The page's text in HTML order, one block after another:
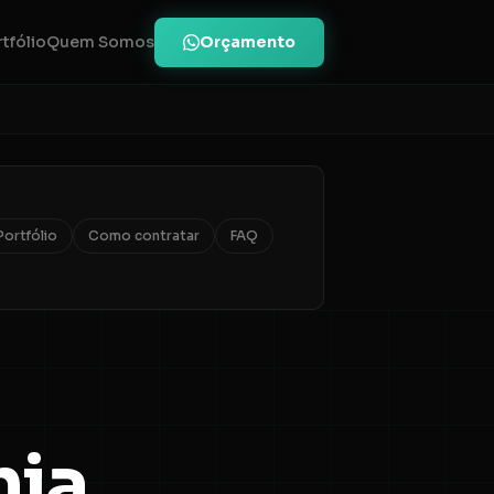
Quem Somos Orçamento
Como contratar FAQ